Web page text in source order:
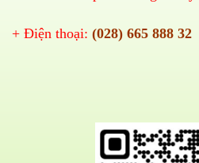
+ Điện thoại: (028) 665 888 32